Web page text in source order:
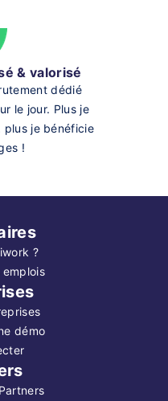
& valorisé
dédié
le jour. Plus je
je bénéficie
!
?
emplois
démo